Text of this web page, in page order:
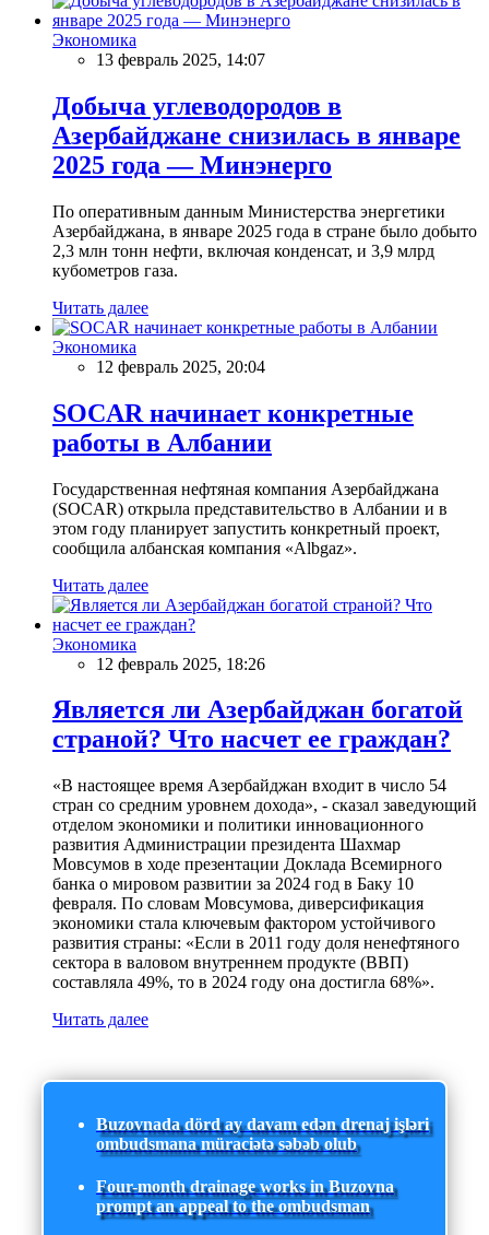
Экономика
13 февраль 2025, 14:07
Добыча углеводородов в
Азербайджане снизилась в январе
2025 года — Минэнерго
По оперативным данным Министерства энергетики
Азербайджана, в январе 2025 года в стране было добыто
2,3 млн тонн нефти, включая конденсат, и 3,9 млрд
кубометров газа.
Читать далее
Экономика
12 февраль 2025, 20:04
SOCAR начинает конкретные
работы в Албании
Государственная нефтяная компания Азербайджана
(SOCAR) открыла представительство в Албании и в
этом году планирует запустить конкретный проект,
сообщила албанская компания «Albgaz».
Читать далее
Экономика
12 февраль 2025, 18:26
Является ли Азербайджан богатой
страной? Что насчет ее граждан?
«В настоящее время Азербайджан входит в число 54
стран со средним уровнем дохода», - сказал заведующий
отделом экономики и политики инновационного
развития Администрации президента Шахмар
Мовсумов в ходе презентации Доклада Всемирного
банка о мировом развитии за 2024 год в Баку 10
февраля. По словам Мовсумова, диверсификация
экономики стала ключевым фактором устойчивого
развития страны: «Если в 2011 году доля ненефтяного
сектора в валовом внутреннем продукте (ВВП)
составляла 49%, то в 2024 году она достигла 68%».
Читать далее
Buzovnada dörd ay davam edən drenaj işləri
ombudsmana müraciətə səbəb olub
Four-month drainage works in Buzovna
prompt an appeal to the ombudsman